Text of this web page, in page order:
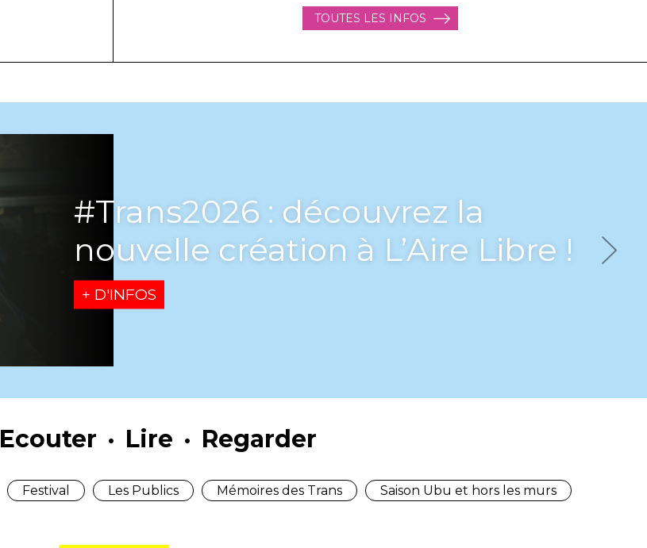
TOUTES LES INFOS
#Trans2026 : découvrez la
nouvelle création à L’Aire Libre !
+ D'INFOS
Next
Ecouter Lire Regarder
Festival Les Publics Mémoires des Trans Saison Ubu et hors les murs